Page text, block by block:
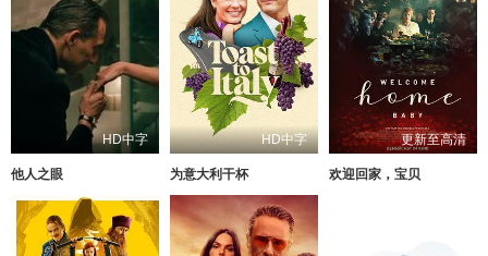
HD中字
他人之眼
HD中字
为意大利干杯
更新至高清
欢迎回家，宝贝